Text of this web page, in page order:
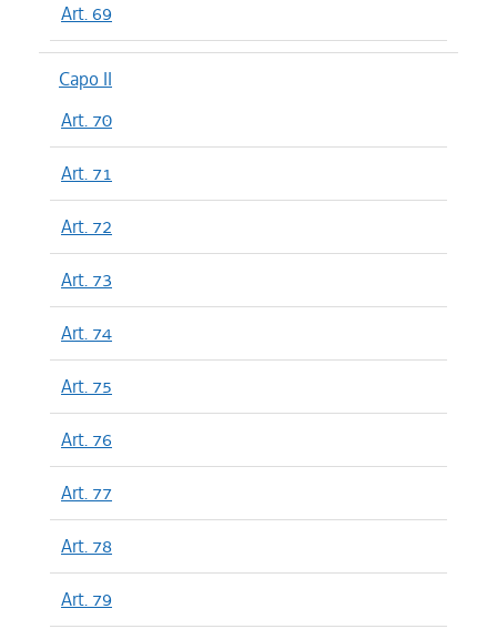
Art. 69
Capo II
Art. 70
Art. 71
Art. 72
Art. 73
Art. 74
Art. 75
Art. 76
Art. 77
Art. 78
Art. 79